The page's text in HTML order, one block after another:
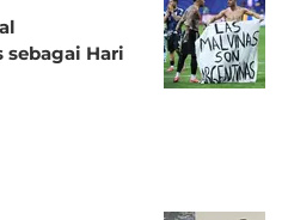
sebagai Hari